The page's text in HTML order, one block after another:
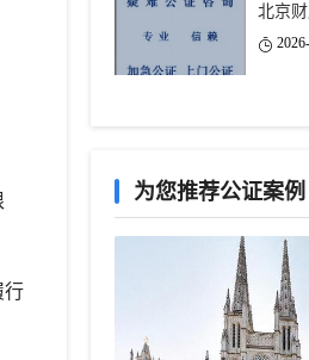
行
北京
为您推荐公证案例